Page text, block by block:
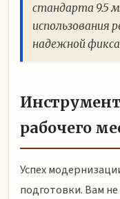
стандарта 9.5
использования
надежной
рабочего
Успех
подготовки. Вам